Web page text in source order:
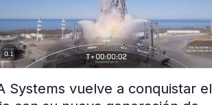
Systems vuelve a conquistar el